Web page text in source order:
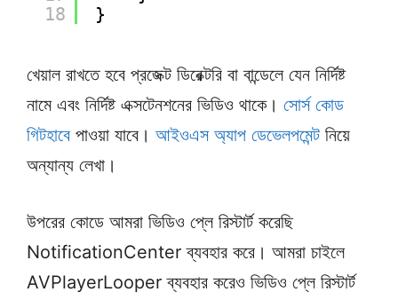
18
}
খেয়াল রাখতে হবে প্রজেক্ট ডিরেক্টরি বা বান্ডেলে যেন নির্দিষ্ট
নামে এবং নির্দিষ্ট এক্সটেনশনের ভিডিও থাকে। সোর্স কোড
গিটহাবে পাওয়া যাবে। আইওএস অ্যাপ ডেভেলপমেন্ট নিয়ে
অন্যান্য লেখা।
উপরের কোডে আমরা ভিডিও প্লে রিস্টার্ট করেছি
NotificationCenter ব্যবহার করে। আমরা চাইলে
AVPlayerLooper ব্যবহার করেও ভিডিও প্লে রিস্টার্ট